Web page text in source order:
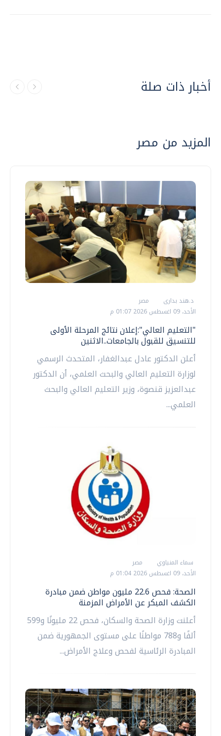
أخبار ذات صلة
المزيد من مصر
د.هند بدارى
مصر
الأحد، 09 اغسطس 2026 01:07 م
"التعليم العالي":إعلان نتائج المرحلة الأولى
للتنسيق للقبول بالجامعات..الاثنين
أعلن الدكتور عادل عبدالغفار، المتحدث الرسمي
لوزارة التعليم العالي والبحث العلمي، أن الدكتور
عبدالعزيز قنصوة، وزير التعليم العالي والبحث
العلمي...
سماء المنياوي
مصر
الأحد، 09 اغسطس 2026 01:04 م
الصحة: فحص 22.6 مليون مواطن ضمن مبادرة
الكشف المبكر عن الأمراض المزمنة
أعلنت وزارة الصحة والسكان، فحص 22 مليونًا و599
ألفًا و788 مواطنًا على مستوى الجمهورية ضمن
المبادرة الرئاسية لفحص وعلاج الأمراض...